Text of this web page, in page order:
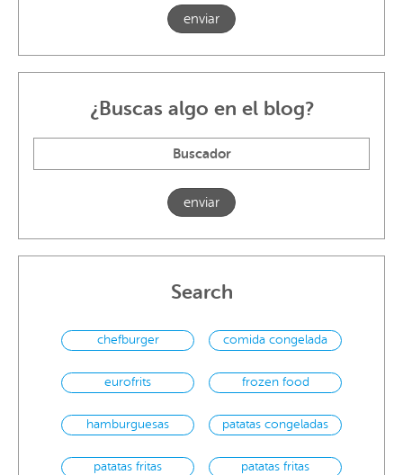
enviar
¿Buscas algo en el blog?
Search
chefburger comida congelada
eurofrits frozen food
hamburguesas patatas congeladas
patatas fritas
patatas fritas